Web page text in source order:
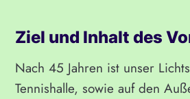
Ziel und Inhalt des
Nach 45 Jahren ist unser
Tennishalle, sowie auf den